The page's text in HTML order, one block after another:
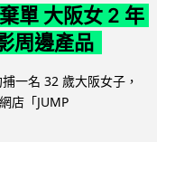
單 大阪女 2 年
周邊產品
一名 32 歲大阪女子，
店「JUMP